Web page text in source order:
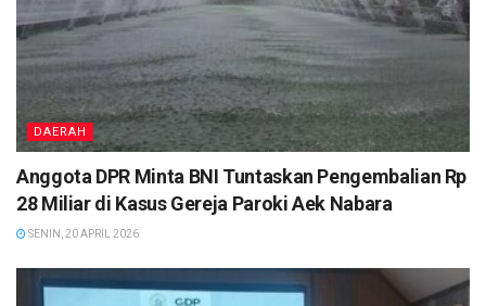
DAERAH
Anggota DPR Minta BNI Tuntaskan Pengembalian Rp
28 Miliar di Kasus Gereja Paroki Aek Nabara
SENIN, 20 APRIL 2026